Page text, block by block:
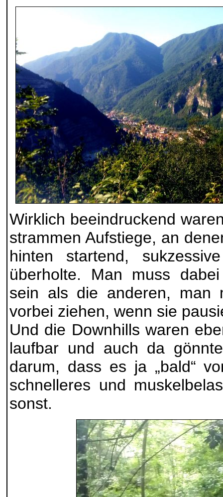
Wirklich beeindruckend
strammen Aufstiege, an
hinten startend,
überholte. Man muss
sein als die anderen, man
vorbei ziehen, wenn sie
Und die Downhills waren
laufbar und auch da
darum, dass es ja „bald“
schnelleres und
sonst.